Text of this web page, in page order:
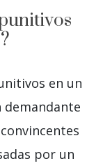
en un
demandante
por un